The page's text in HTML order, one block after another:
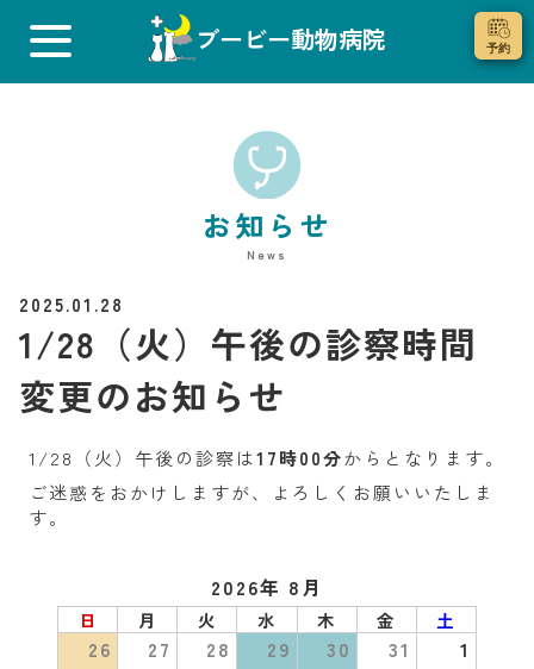
ブービー動物病院
お知らせ
News
2025.01.28
1/28（火）午後の診察時間
変更のお知らせ
1/28（火）午後の診察は17時00分からとなります。
ご迷惑をおかけしますが、よろしくお願いいたしま
す。
2026年 8月
日 月 火 水 木 金 土
26 27 28 29 30 31
1